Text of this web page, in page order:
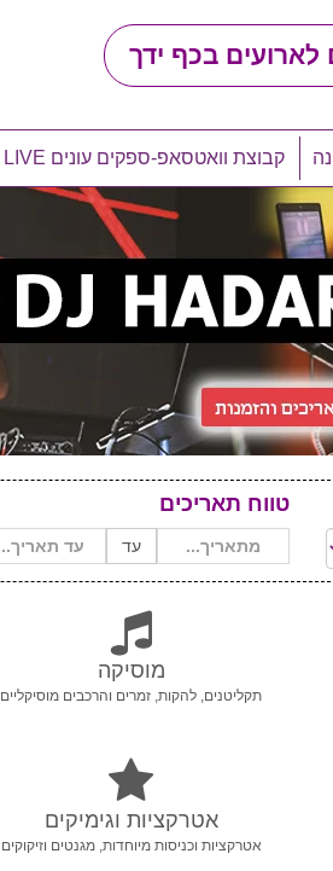
לארועים בכף ידך
קבוצת וואטסאפ-ספקים עונים LIVE
טווח תאריכים
עד
מוסיקה
תקליטנים, להקות, זמרים והרכבים מוסיקליים
אטרקציות וגימיקים
אטרקציות וכניסות מיוחדות, מגנטים וזיקוקים